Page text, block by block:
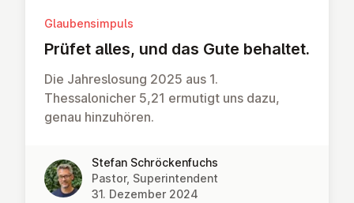
Glaubensimpuls
Prüfet alles, und das Gute behaltet.
Die Jahreslosung 2025 aus 1.
Thessalonicher 5,21 ermutigt uns dazu,
genau hinzuhören.
Stefan Schröckenfuchs
Pastor, Superintendent
31. Dezember 2024